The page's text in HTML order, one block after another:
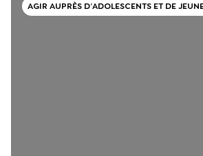
AGIR AUPRÈS D’ADOLESCENTS ET DE